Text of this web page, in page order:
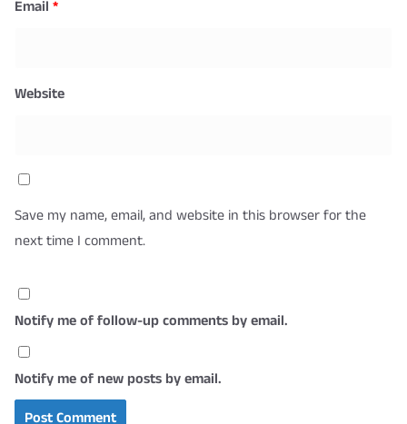
Email *
Website
Save my name, email, and website in this browser for the
next time I comment.
Notify me of follow-up comments by email.
Notify me of new posts by email.